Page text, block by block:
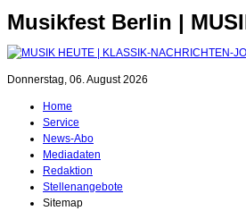
Musikfest Berlin |
Donnerstag, 06. August 2026
Home
Service
News-Abo
Mediadaten
Redaktion
Stellenangebote
Sitemap